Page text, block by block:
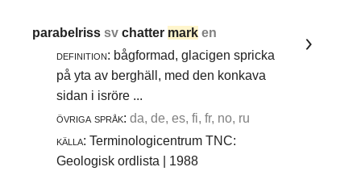
parabelrisssvchatter mark en
definition: bågformad, glacigen spricka
på yta av berghäll, med den konkava
sidan i isröre ...
övriga språk: da, de, es, fi, fr, no, ru
källa: Terminologicentrum TNC:
Geologisk ordlista | 1988